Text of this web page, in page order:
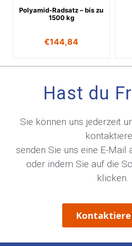
Polyamid-Radsatz – bis zu
1500 kg
€144,84
Hast du
Sie können uns jederzeit
senden Sie uns eine E-Mail
oder indem Sie auf die
klicken.
Kontaktiere